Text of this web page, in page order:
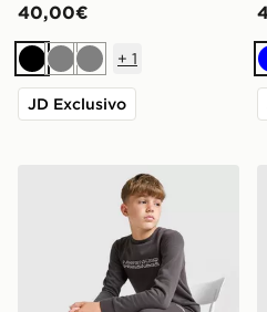
40,00€
NeroGrigioGrigio
+ 1
JD Exclusivo
McKenzie Dual Crew